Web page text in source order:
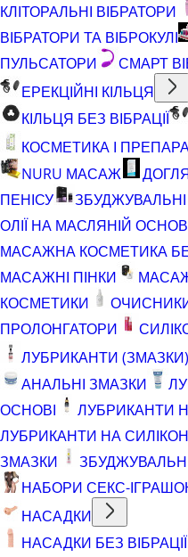
КЛІТОРАЛЬНІ ВІБРАТОРИ
ВІБРАТОРИ ТА ВІБРОКУЛІ
ПУЛЬСАТОРИ
СМАРТ
ЕРЕКЦІЙНІ КІЛЬЦЯ
КІЛЬЦЯ БЕЗ ВІБРАЦІЇ
КОСМЕТИКА І
NURU МАСАЖ
ПЕНІСУ
ЗБУДЖУВАЛЬНІ
ОЛІЇ НА МАСЛЯНІЙ
МАСАЖНА КОСМЕТИКА
МАСАЖНІ ПІНКИ
КОСМЕТИКИ
ПРОЛОНГАТОРИ
ЛУБРИКАНТИ (ЗМАЗКИ)
АНАЛЬНІ ЗМАЗКИ
ОСНОВІ
ЛУБРИКАНТИ
ЛУБРИКАНТИ НА
ЗМАЗКИ
НАБОРИ СЕКС-
НАСАДКИ
НАСАДКИ БЕЗ ВІБРАЦІЇ